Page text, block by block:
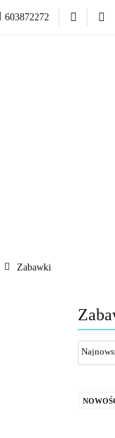
603872272
PROMOCJE/
Zabawki